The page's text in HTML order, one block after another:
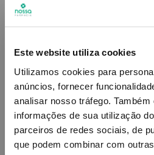
Este website utiliza cookies
Utilizamos cookies para
anúncios, fornecer
analisar nosso tráfego. Também
informações de sua utilização
parceiros de redes sociais, de
que podem combinar com
Contra-
Informações